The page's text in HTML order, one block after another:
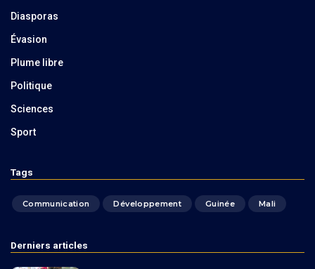
Diasporas
Évasion
Plume libre
Politique
Sciences
Sport
Tags
Communication Développement Guinée Mali
Derniers articles